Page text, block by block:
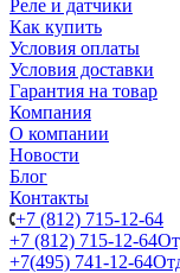
Реле и датчики
Как купить
Условия оплаты
Условия доставки
Гарантия на товар
Компания
О компании
Новости
Блог
Контакты
+7 (812) 715-12-64
+7 (812) 715-12-64
+7(495) 741-12-64